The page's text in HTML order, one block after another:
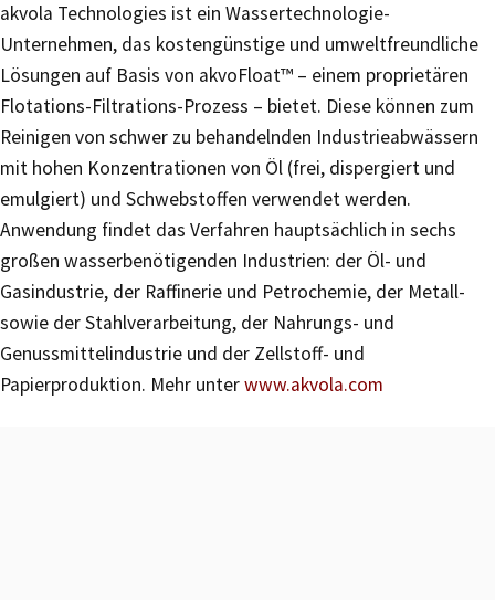
akvola Technologies ist ein Wassertechnologie-
Unternehmen, das kostengünstige und umweltfreundliche
Lösungen auf Basis von akvoFloat™ – einem proprietären
Flotations-Filtrations-Prozess – bietet. Diese können zum
Reinigen von schwer zu behandelnden Industrieabwässern
mit hohen Konzentrationen von Öl (frei, dispergiert und
emulgiert) und Schwebstoffen verwendet werden.
Anwendung findet das Verfahren hauptsächlich in sechs
großen wasserbenötigenden Industrien: der Öl- und
Gasindustrie, der Raffinerie und Petrochemie, der Metall-
sowie der Stahlverarbeitung, der Nahrungs- und
Genussmittelindustrie und der Zellstoff- und
Papierproduktion. Mehr unterwww.akvola.com